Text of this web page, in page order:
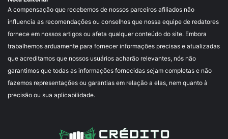
A compensação que recebemos de nossos parceiros afiliados não
influencia as recomendações ou conselhos que nossa equipe de redatores
fornece em nossos artigos ou afeta qualquer conteúdo do site. Embora
trabalhemos arduamente para fornecer informações precisas e atualizadas
que acreditamos que nossos usuários acharão relevantes, nós não
garantimos que todas as informações fornecidas sejam completas e não
fazemos representações ou garantias em relação a elas, nem quanto à
precisão ou sua aplicabilidade.